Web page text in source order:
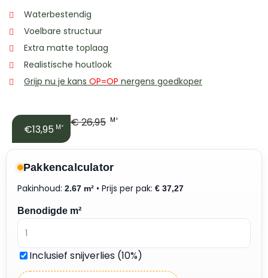
Waterbestendig
Voelbare structuur
Extra matte toplaag
Realistische houtlook
Grijp nu je kans OP=OP nergens goedkoper
€13,95 M² €26,95 M²
Pakkencalculator
Pakinhoud: 2.67 m² • Prijs per pak: € 37,27
Benodigde m²
Inclusief snijverlies (10%)